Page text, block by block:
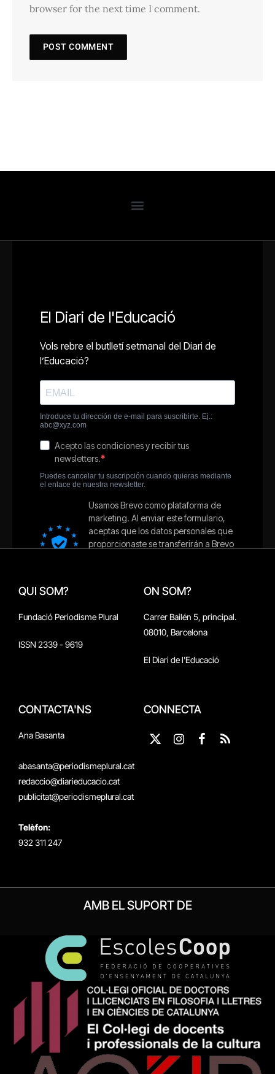
browser for the next time I comment.
QUI SOM?
Fundació Periodisme Plural
ISSN 2339 - 9619
ON SOM?
Carrer Bailén 5, principal.
08010, Barcelona
El Diari de l'Educació
CONTACTA'NS
Ana Basanta
abasanta@periodismeplural.cat
redaccio@diarieducacio.cat
publicitat@periodismeplural.cat
Telèfon:
932 311 247
CONNECTA
X
Instagram
Facebook
RSS
AMB EL SUPORT DE